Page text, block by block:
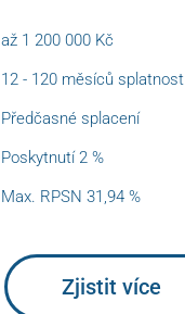
až 1 200 000 Kč
12 - 120 měsíců splatnost
Předčasné splacení
Poskytnutí 2 %
Max. RPSN 31,94 %
Zjistit více